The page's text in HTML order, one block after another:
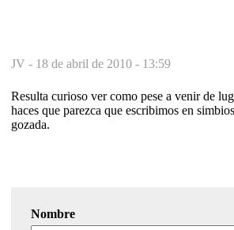
JV - 18 de abril de 2010 - 13:59
Resulta curioso ver como pese a venir de
haces que parezca que escribimos en
gozada.
Nombre